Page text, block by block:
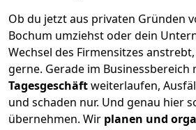
Ob du jetzt aus privaten Gründen
Bochum umziehst oder dein
Wechsel des Firmensitzes
gerne. Gerade im Businessbereich
Tagesgeschäftweiterlaufen,
und schaden nur. Und genau hier
übernehmen. Wir planen und